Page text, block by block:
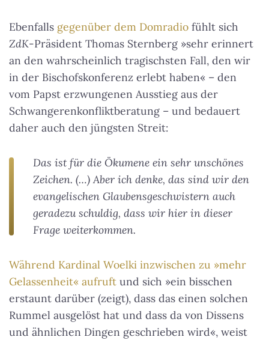
Ebenfalls gegenüber dem Domradio fühlt sich
ZdK-Präsident Thomas Sternberg »sehr erinnert
an den wahrscheinlich tragischsten Fall, den wir
in der Bischofskonferenz erlebt haben« – den
vom Papst erzwungenen Ausstieg aus der
Schwangerenkonfliktberatung – und bedauert
daher auch den jüngsten Streit:
Das ist für die Ökumene ein sehr unschönes
Zeichen. (…) Aber ich denke, das sind wir den
evangelischen Glaubensgeschwistern auch
geradezu schuldig, dass wir hier in dieser
Frage weiterkommen.
Während Kardinal Woelki inzwischen zu »mehr
Gelassenheit« aufruft und sich »ein bisschen
erstaunt darüber (zeigt), dass das einen solchen
Rummel ausgelöst hat und dass da von Dissens
und ähnlichen Dingen geschrieben wird«, weist